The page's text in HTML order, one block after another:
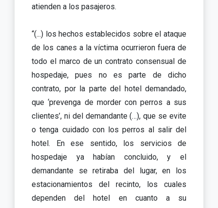
atienden a los pasajeros.
“(...) los hechos establecidos sobre el ataque
de los canes a la víctima ocurrieron fuera de
todo el marco de un contrato consensual de
hospedaje, pues no es parte de dicho
contrato, por la parte del hotel demandado,
que ‘prevenga de morder con perros a sus
clientes’, ni del demandante (…), que se evite
o tenga cuidado con los perros al salir del
hotel. En ese sentido, los servicios de
hospedaje ya habían concluido, y el
demandante se retiraba del lugar, en los
estacionamientos del recinto, los cuales
dependen del hotel en cuanto a su